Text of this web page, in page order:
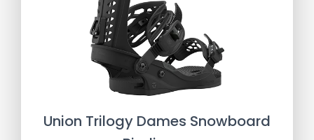
Union Trilogy Dames Snowboard